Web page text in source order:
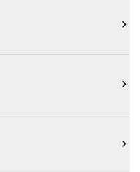


